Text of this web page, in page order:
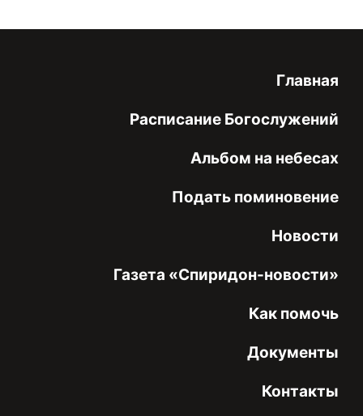
Главная
Расписание Богослужений
Альбом на небесах
Подать поминовение
Новости
Газета «Спиридон-новости»
Как помочь
Документы
Контакты